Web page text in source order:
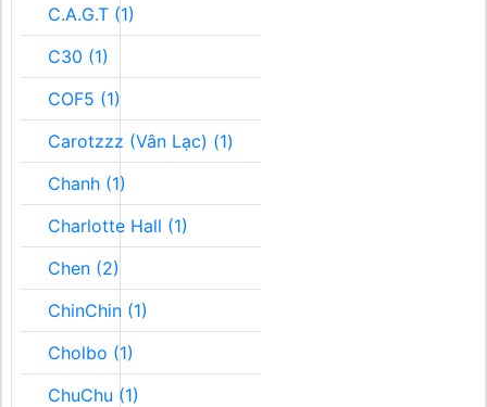
C.A.G.T (1)
C30 (1)
COF5 (1)
Carotzzz (Vân Lạc) (1)
Chanh (1)
Charlotte Hall (1)
Chen (2)
ChinChin (1)
Cholbo (1)
ChuChu (1)